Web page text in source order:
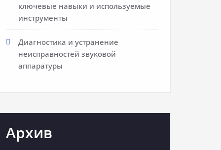
ключевые навыки и используемые
инструменты
Диагностика и устранение
неисправностей звуковой
аппаратуры
Архив